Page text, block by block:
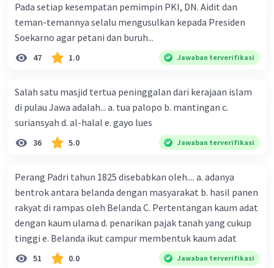
Pada setiap kesempatan pemimpin PKI, DN. Aidit dan
teman-temannya selalu mengusulkan kepada Presiden
Soekarno agar petani dan buruh...
47 1.0 Jawaban terverifikasi
Salah satu masjid tertua peninggalan dari kerajaan islam
di pulau Jawa adalah... a. tua palopo b. mantingan c.
suriansyah d. al-halal e. gayo lues
36 5.0 Jawaban terverifikasi
Perang Padri tahun 1825 disebabkan oleh.... a. adanya
bentrok antara belanda dengan masyarakat b. hasil panen
rakyat di rampas oleh Belanda C. Pertentangan kaum adat
dengan kaum ulama d. penarikan pajak tanah yang cukup
tinggi e. Belanda ikut campur membentuk kaum adat
51 0.0 Jawaban terverifikasi